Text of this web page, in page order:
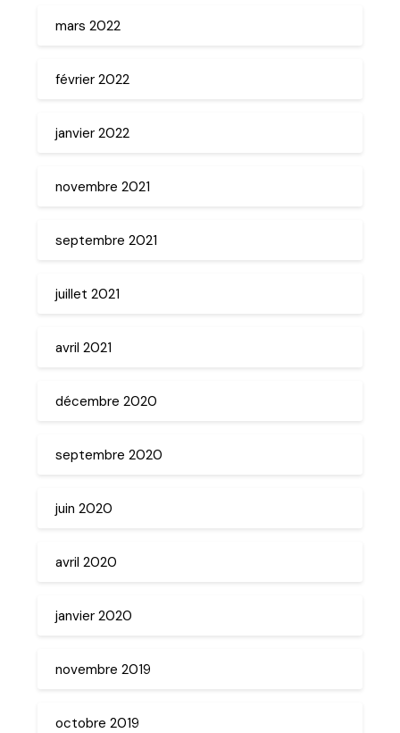
mars 2022
février 2022
janvier 2022
novembre 2021
septembre 2021
juillet 2021
avril 2021
décembre 2020
septembre 2020
juin 2020
avril 2020
janvier 2020
novembre 2019
octobre 2019